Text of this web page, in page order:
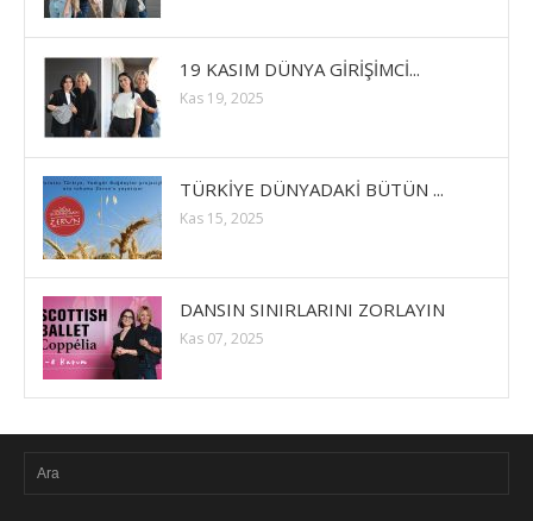
19 KASIM DÜNYA GİRİŞİMCİ...
Kas 19, 2025
TÜRKİYE DÜNYADAKİ BÜTÜN ...
Kas 15, 2025
DANSIN SINIRLARINI ZORLAYIN
Kas 07, 2025